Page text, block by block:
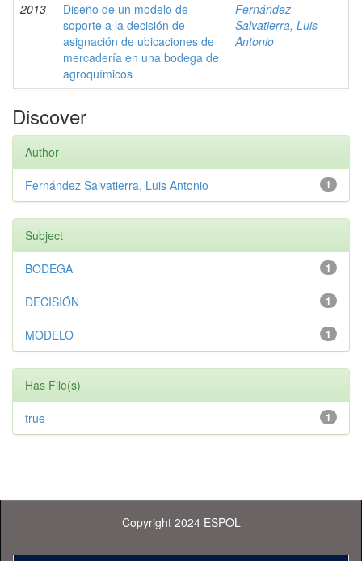
2013
Diseño de un modelo de
soporte a la decisión de
asignación de ubicaciones de
mercadería en una bodega de
agroquímicos
Fernández
Salvatierra, Luis
Antonio
Discover
Author
1
Fernández Salvatierra, Luis Antonio
Subject
1
BODEGA
1
DECISIÓN
1
MODELO
Has File(s)
1
true
Copyright 2024 ESPOL